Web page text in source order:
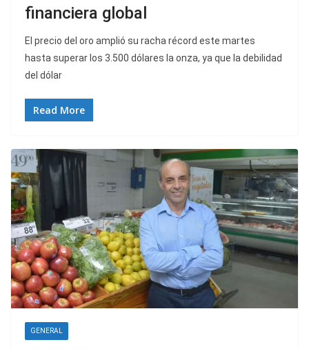
financiera global
El precio del oro amplió su racha récord este martes
hasta superar los 3.500 dólares la onza, ya que la debilidad
del dólar
Read More
GENERAL